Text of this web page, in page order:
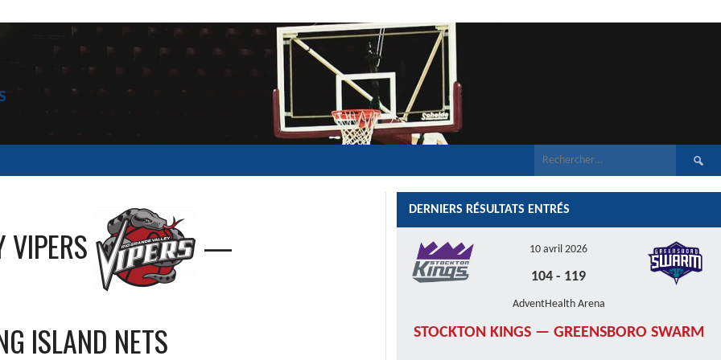
VIPERS —
ISLAND NETS
DERNIERS RÉSULTATS ENTRÉS
10 avril 2026
104 - 119
AdventHealth Arena
STOCKTON KINGS — GREENSBORO SWARM